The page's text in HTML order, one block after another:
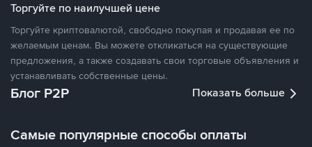
Торгуйте по наилучшей цене
Торгуйте криптовалютой, свободно покупая и продавая ее по
желаемым ценам. Вы можете откликаться на существующие
предложения, а также создавать свои торговые объявления и
устанавливать собственные цены.
Блог P2P Показать больше
Самые популярные способы оплаты